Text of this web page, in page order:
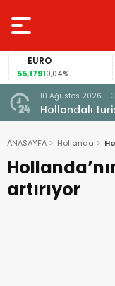
EURO
55,17910,04%
10 Ağustos 2026 -
Hollandalı
metrelik
ANASAYFA Hollanda
artırıyor